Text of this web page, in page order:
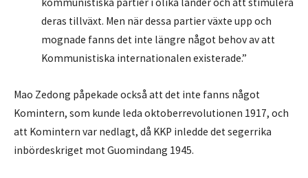
deras tillväxt. Men när dessa partier växte upp och
mognade fanns det inte längre något behov av att
Kommunistiska internationalen existerade.”
Mao Zedong påpekade också att det inte fanns något
Komintern, som kunde leda oktoberrevolutionen 1917, och
att Komintern var nedlagt, då KKP inledde det segerrika
inbördeskriget mot Guomindang 1945.